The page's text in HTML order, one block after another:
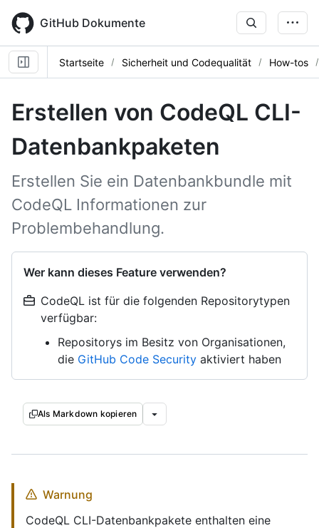
main
content
GitHub Dokumente
Startseite Sicherheit und Codequalität How-tos
Erstellen von CodeQL CLI-
Datenbankpaketen
Erstellen Sie ein Datenbankbundle mit
CodeQL Informationen zur
Problembehandlung.
Wer kann dieses Feature verwenden?
CodeQL ist für die folgenden Repositorytypen
verfügbar:
Repositorys im Besitz von Organisationen,
die GitHub Code Security aktiviert haben
Als Markdown kopieren
Warnung
CodeQL CLI-Datenbankpakete enthalten eine